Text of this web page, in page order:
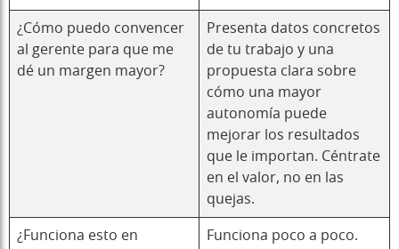
¿Cómo puedo convencer
al gerente para que me
dé un margen mayor?
Presenta datos concretos
de tu trabajo y una
propuesta clara sobre
cómo una mayor
autonomía puede
mejorar los resultados
que le importan. Céntrate
en el valor, no en las
quejas.
¿Funciona esto en
Funciona poco a poco.